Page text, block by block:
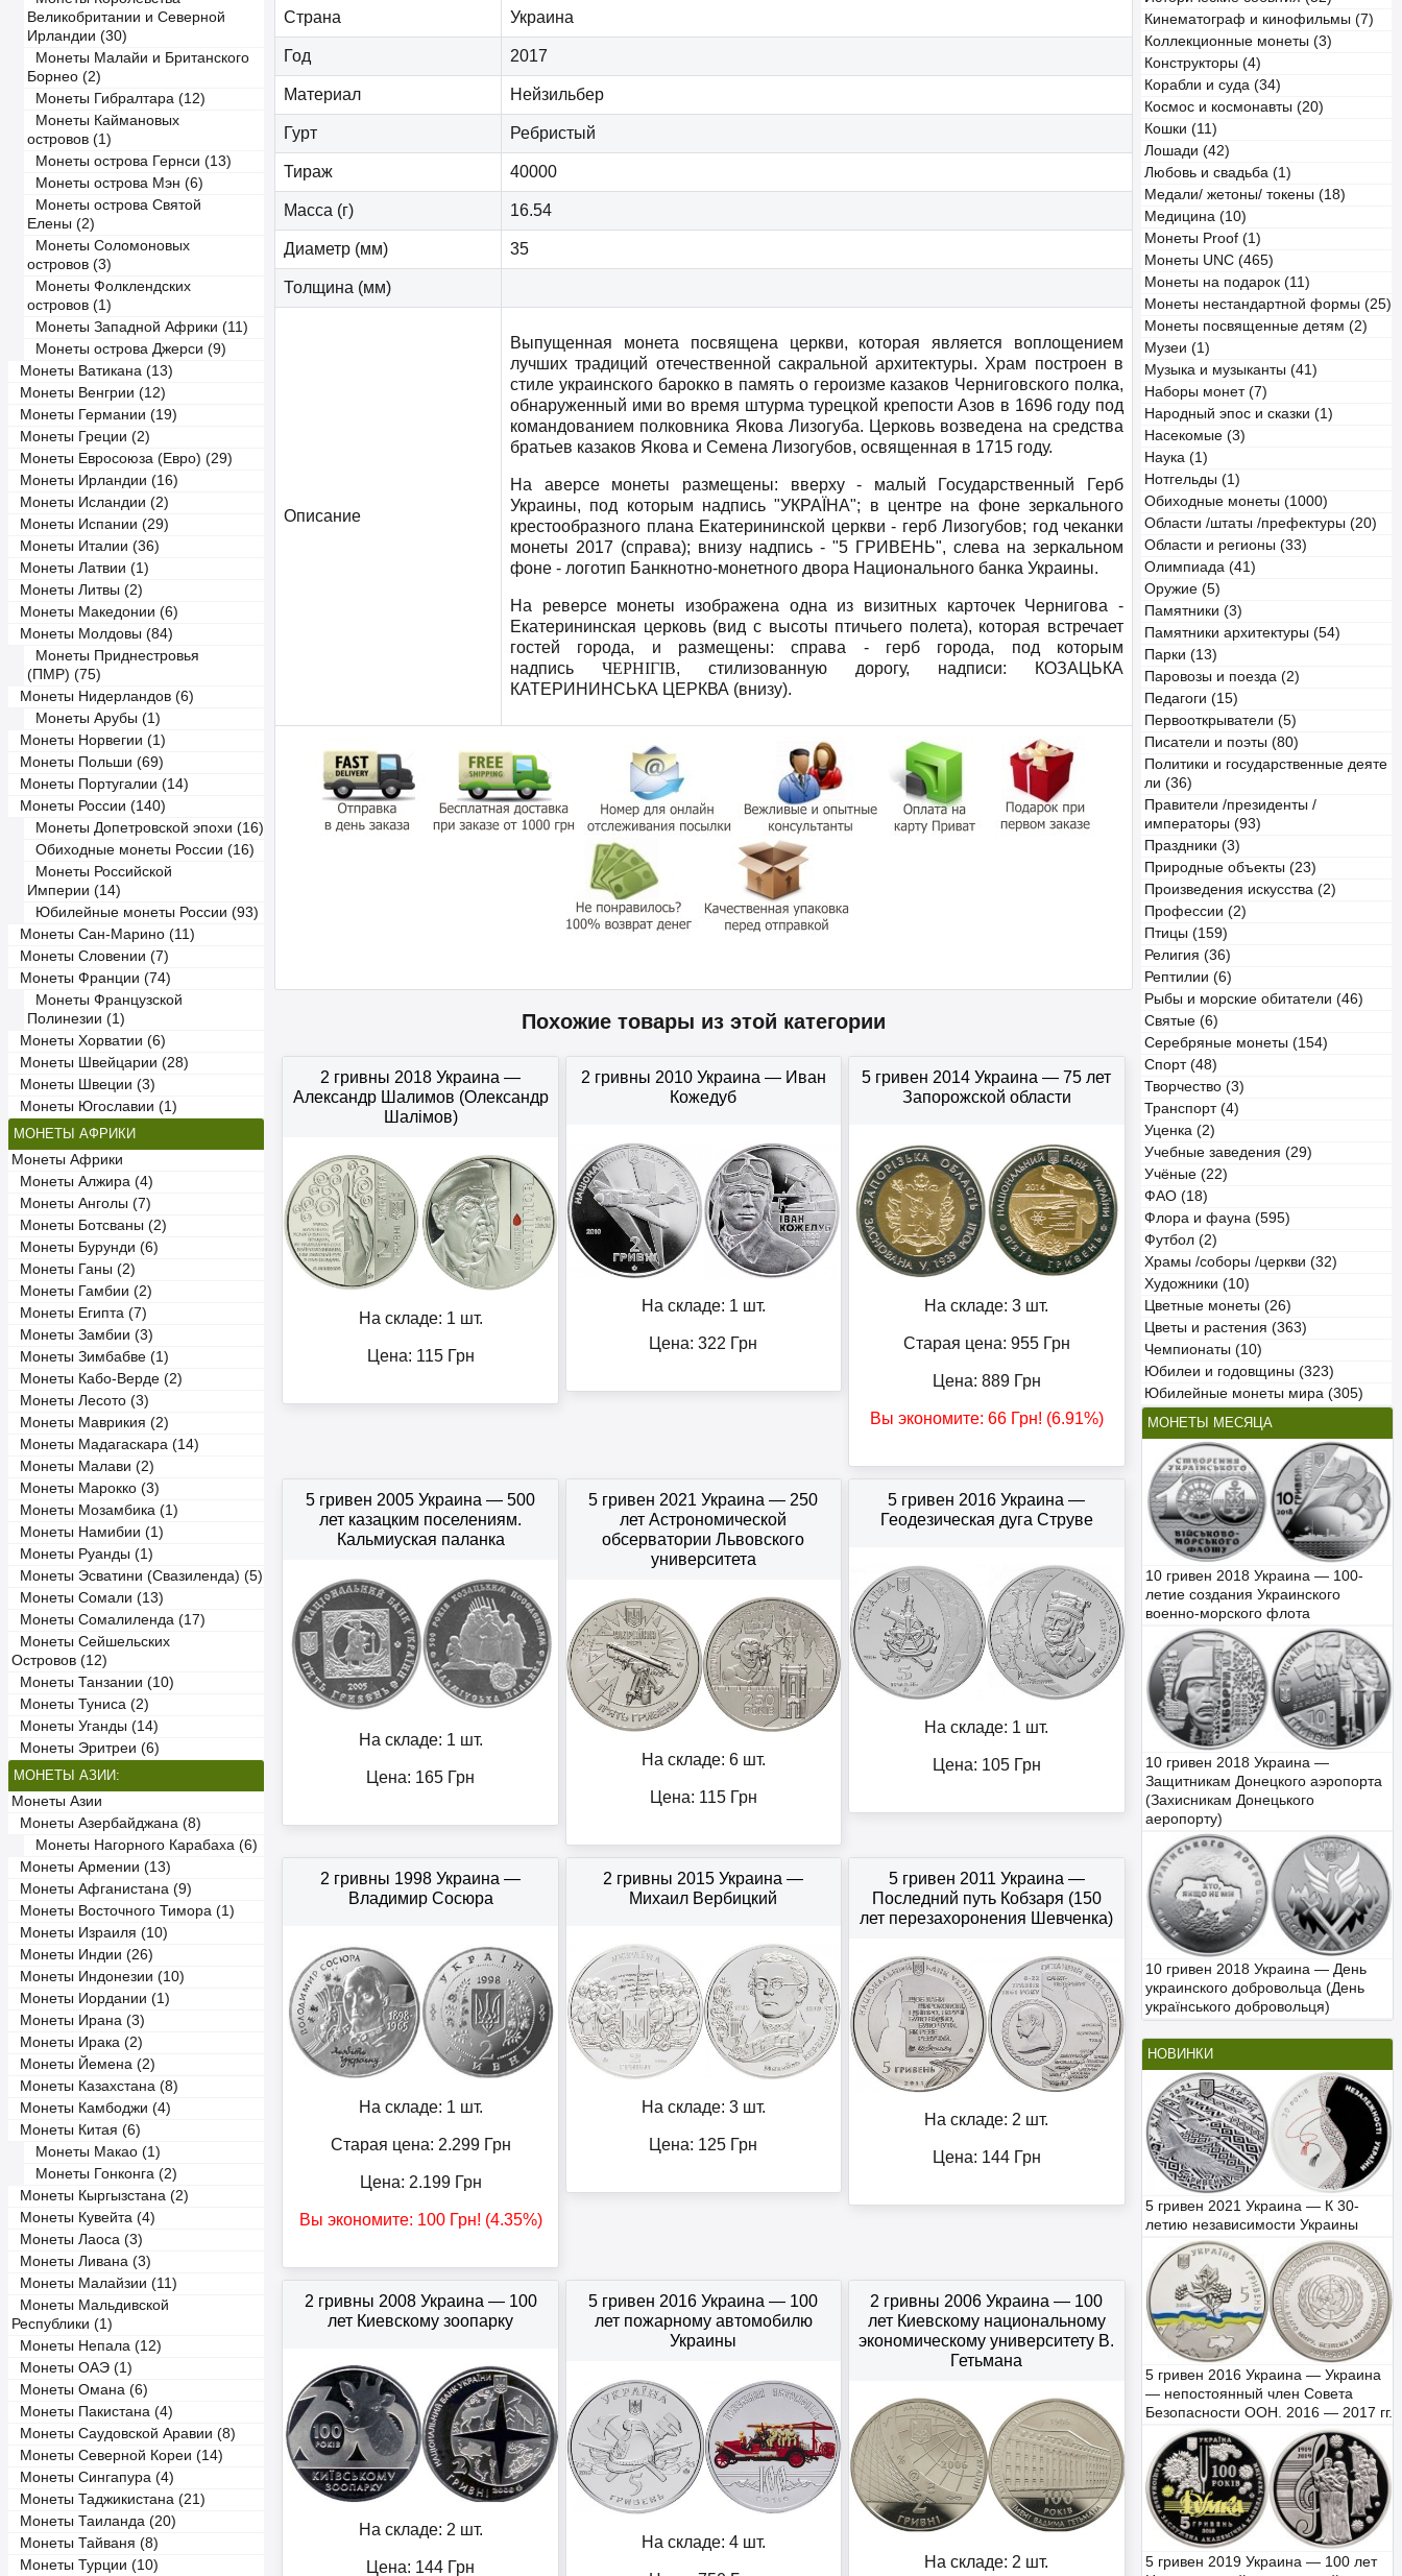
Великобритании и Северной
Ирландии (30)
Монеты Малайи и Британского
Борнео (2)
Монеты Гибралтара (12)
Монеты Каймановых
островов (1)
Монеты острова Гернси (13)
Монеты острова Мэн (6)
Монеты острова Святой
Елены (2)
Монеты Соломоновых
островов (3)
Монеты Фолклендских
островов (1)
Монеты Западной Африки (11)
Монеты острова Джерси (9)
Монеты Ватикана (13)
Монеты Венгрии (12)
Монеты Германии (19)
Монеты Греции (2)
Монеты Евросоюза (Евро) (29)
Монеты Ирландии (16)
Монеты Исландии (2)
Монеты Испании (29)
Монеты Италии (36)
Монеты Латвии (1)
Монеты Литвы (2)
Монеты Македонии (6)
Монеты Молдовы (84)
Монеты Приднестровья
(ПМР) (75)
Монеты Нидерландов (6)
Монеты Арубы (1)
Монеты Норвегии (1)
Монеты Польши (69)
Монеты Португалии (14)
Монеты России (140)
Монеты Допетровской эпохи (16)
Обиходные монеты России (16)
Монеты Российской
Империи (14)
Юбилейные монеты России (93)
Монеты Сан-Марино (11)
Монеты Словении (7)
Монеты Франции (74)
Монеты Французской
Полинезии (1)
Монеты Хорватии (6)
Монеты Швейцарии (28)
Монеты Швеции (3)
Монеты Югославии (1)
МОНЕТЫ АФРИКИ
Монеты Африки
Монеты Алжира (4)
Монеты Анголы (7)
Монеты Ботсваны (2)
Монеты Бурунди (6)
Монеты Ганы (2)
Монеты Гамбии (2)
Монеты Египта (7)
Монеты Замбии (3)
Монеты Зимбабве (1)
Монеты Кабо-Верде (2)
Монеты Лесото (3)
Монеты Маврикия (2)
Монеты Мадагаскара (14)
Монеты Малави (2)
Монеты Марокко (3)
Монеты Мозамбика (1)
Монеты Намибии (1)
Монеты Руанды (1)
Монеты Эсватини (Свазиленда) (5)
Монеты Сомали (13)
Монеты Сомалиленда (17)
Монеты Сейшельских
Островов (12)
Монеты Танзании (10)
Монеты Туниса (2)
Монеты Уганды (14)
Монеты Эритреи (6)
МОНЕТЫ АЗИИ:
Монеты Азии
Монеты Азербайджана (8)
Монеты Нагорного Карабаха (6)
Монеты Армении (13)
Монеты Афганистана (9)
Монеты Восточного Тимора (1)
Монеты Израиля (10)
Монеты Индии (26)
Монеты Индонезии (10)
Монеты Иордании (1)
Монеты Ирана (3)
Монеты Ирака (2)
Монеты Йемена (2)
Монеты Казахстана (8)
Монеты Камбоджи (4)
Монеты Китая (6)
Монеты Макао (1)
Монеты Гонконга (2)
Монеты Кыргызстана (2)
Монеты Кувейта (4)
Монеты Лаоса (3)
Монеты Ливана (3)
Монеты Малайзии (11)
Монеты Мальдивской
Республики (1)
Монеты Непала (12)
Монеты ОАЭ (1)
Монеты Омана (6)
Монеты Пакистана (4)
Монеты Саудовской Аравии (8)
Монеты Северной Кореи (14)
Монеты Сингапура (4)
Монеты Таджикистана (21)
Монеты Таиланда (20)
Монеты Тайваня (8)
Монеты Турции (10)
Кинематограф и кинофильмы (7)
Коллекционные монеты (3)
Конструкторы (4)
Корабли и суда (34)
Космос и космонавты (20)
Кошки (11)
Лошади (42)
Любовь и свадьба (1)
Медали/ жетоны/ токены (18)
Медицина (10)
Монеты Proof (1)
Монеты UNC (465)
Монеты на подарок (11)
Монеты нестандартной формы (25)
Монеты посвященные детям (2)
Музеи (1)
Музыка и музыканты (41)
Наборы монет (7)
Народный эпос и сказки (1)
Насекомые (3)
Наука (1)
Нотгельды (1)
Обиходные монеты (1000)
Области /штаты /префектуры (20)
Области и регионы (33)
Олимпиада (41)
Оружие (5)
Памятники (3)
Памятники архитектуры (54)
Парки (13)
Паровозы и поезда (2)
Педагоги (15)
Первооткрыватели (5)
Писатели и поэты (80)
Политики и государственные деяте
ли (36)
Правители /президенты /
императоры (93)
Праздники (3)
Природные объекты (23)
Произведения искусства (2)
Профессии (2)
Птицы (159)
Религия (36)
Рептилии (6)
Рыбы и морские обитатели (46)
Святые (6)
Серебряные монеты (154)
Спорт (48)
Творчество (3)
Транспорт (4)
Уценка (2)
Учебные заведения (29)
Учёные (22)
ФАО (18)
Флора и фауна (595)
Футбол (2)
Храмы /соборы /церкви (32)
Художники (10)
Цветные монеты (26)
Цветы и растения (363)
Чемпионаты (10)
Юбилеи и годовщины (323)
Юбилейные монеты мира (305)
МОНЕТЫ МЕСЯЦА
10 гривен 2018 Украина — 100-
летие создания Украинского
военно-морского флота
10 гривен 2018 Украина —
Защитникам Донецкого аэропорта
(Захисникам Донецького
аеропорту)
10 гривен 2018 Украина — День
украинского добровольца (День
українського добровольця)
НОВИНКИ
5 гривен 2021 Украина — К 30-
летию независимости Украины
5 гривен 2016 Украина — Украина
— непостоянный член Совета
Безопасности ООН. 2016 — 2017 гг.
5 гривен 2019 Украина — 100 лет
Страна Украина
Год 2017
Материал Нейзильбер
Гурт Ребристый
Тираж 40000
Масса (г) 16.54
Диаметр (мм) 35
Толщина (мм)
Описание
Выпущенная монета посвящена церкви, которая является воплощением
лучших традиций отечественной сакральной архитектуры. Храм построен в
стиле украинского барокко в память о героизме казаков Черниговского полка,
обнаруженный ими во время штурма турецкой крепости Азов в 1696 году под
командованием полковника Якова Лизогуба. Церковь возведена на средства
братьев казаков Якова и Семена Лизогубов, освященная в 1715 году.
На аверсе монеты размещены: вверху - малый Государственный Герб
Украины, под которым надпись "УКРАЇНА"; в центре на фоне зеркального
крестообразного плана Екатерининской церкви - герб Лизогубов; год чеканки
монеты 2017 (справа); внизу надпись - "5 ГРИВЕНЬ", слева на зеркальном
фоне - логотип Банкнотно-монетного двора Национального банка Украины.
На реверсе монеты изображена одна из визитных карточек Чернигова -
Екатерининская церковь (вид с высоты птичьего полета), которая встречает
гостей города, и размещены: справа - герб города, под которым
надпись ЧЕРНІГІВ, стилизованную дорогу, надписи: КОЗАЦЬКА
КАТЕРИНИНСЬКА ЦЕРКВА (внизу).
Похожие товары из этой категории
2 гривны 2018 Украина —
Александр Шалимов (Олександр
Шалімов)
На складе: 1 шт.
Цена: 115Грн
2 гривны 2010 Украина — Иван
Кожедуб
На складе: 1 шт.
Цена:322 Грн
5 гривен 2014 Украина — 75 лет
Запорожской области
На складе: 3 шт.
Старая цена: 955Грн
Цена: 889Грн
Вы экономите: 66Грн! (6.91%)
5 гривен 2005 Украина — 500
лет казацким поселениям.
Кальмиуская паланка
На складе: 1 шт.
Цена: 165 Грн
5 гривен 2021 Украина — 250
лет Астрономической
обсерватории Львовского
университета
На складе: 6 шт.
Цена: 115Грн
5 гривен 2016 Украина —
Геодезическая дуга Струве
На складе: 1 шт.
Цена: 105Грн
2 гривны 1998 Украина —
Владимир Сосюра
На складе: 1 шт.
Старая цена: 2.299Грн
Цена: 2.199Грн
Вы экономите: 100Грн! (4.35%)
2 гривны 2015 Украина —
Михаил Вербицкий
На складе: 3 шт.
Цена: 125 Грн
5 гривен 2011 Украина —
Последний путь Кобзаря (150
лет перезахоронения Шевченка)
На складе: 2 шт.
Цена: 144Грн
2 гривны 2008 Украина — 100
лет Киевскому зоопарку
На складе: 2 шт.
Цена: 144 Грн
5 гривен 2016 Украина — 100
лет пожарному автомобилю
Украины
На складе: 4 шт.
2 гривны 2006 Украина — 100
лет Киевскому национальному
экономическому университету В.
Гетьмана
На складе: 2 шт.